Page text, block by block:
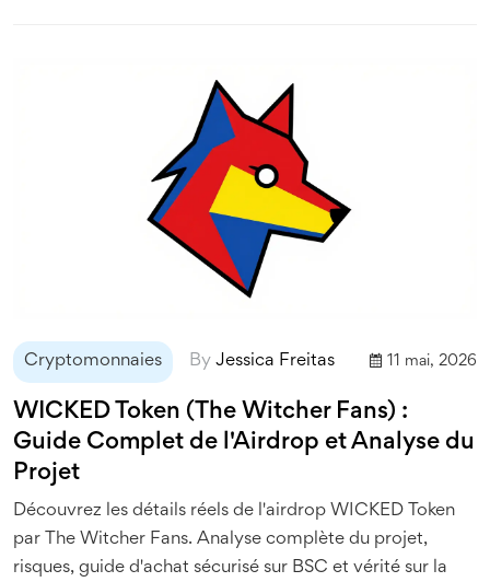
Cryptomonnaies By Jessica Freitas 11 mai, 2026
WICKED Token (The Witcher Fans) :
Guide Complet de l'Airdrop et Analyse du
Projet
Découvrez les détails réels de l'airdrop WICKED Token
par The Witcher Fans. Analyse complète du projet,
risques, guide d'achat sécurisé sur BSC et vérité sur la